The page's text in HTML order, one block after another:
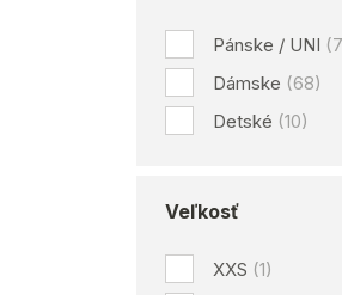
Pánske / UNI
Dámske (68)
Detské (10)
Veľkosť
XXS (1)